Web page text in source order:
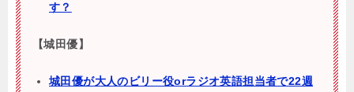
す？
【城田優】
城田優が大人のビリー役orラジオ英語担当者で22週